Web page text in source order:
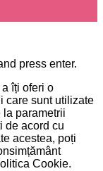
press enter.
a îți oferi o
care sunt utilizate
parametrii
de acord cu
acestea, poți
Cookie.